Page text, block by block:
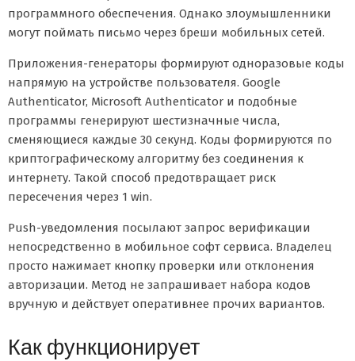
программного обеспечения. Однако злоумышленники
могут поймать письмо через бреши мобильных сетей.
Приложения-генераторы формируют одноразовые коды
напрямую на устройстве пользователя. Google
Authenticator, Microsoft Authenticator и подобные
программы генерируют шестизначные числа,
сменяющиеся каждые 30 секунд. Коды формируются по
криптографическому алгоритму без соединения к
интернету. Такой способ предотвращает риск
пересечения через 1 win.
Push-уведомления посылают запрос верификации
непосредственно в мобильное софт сервиса. Владелец
просто нажимает кнопку проверки или отклонения
авторизации. Метод не запрашивает набора кодов
вручную и действует оперативнее прочих вариантов.
Как функционирует